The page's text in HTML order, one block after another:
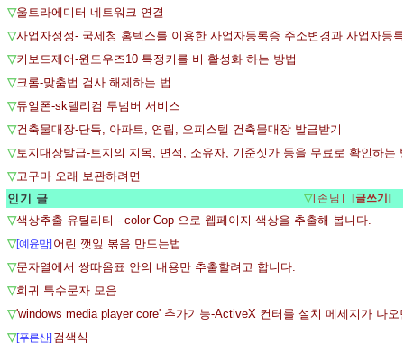
▽울트라에디터 네트워크 연결
▽사업자정정- 국세청 홈텍스를 이용한 사업자등록증 주소변경과 사업자등
▽키보드제어-윈도우즈10 특정키를 비 활성화 하는 방법
▽크롬-맞춤법 검사 해제하는 법
▽듀얼폰-sk텔리컴 투넘버 서비스
▽건축물대장-단독, 아파트, 연립, 오피스텔 건축물대장 발급받기
▽토지대장발급-토지의 지목, 면적, 소유자, 기준싯가 등을 무료로 확인하는
▽고구마 오래 보관하려면
인기 글
▽[손님]
▽색상추출 유틸리티 - color Cop 으로 웹페이지 색상을 추출해 봅니다.
▽[예윤맘] 어린 깻잎 볶음 만드는법
▽문자열에서 쌍따옴표 안의 내용만 추출할려고 합니다.
▽​희귀 특수문자 모음
▽'windows media player core' 추가기능-ActiveX 컨터롤 설치 메세지가 나오
▽[푸른산] 검색식